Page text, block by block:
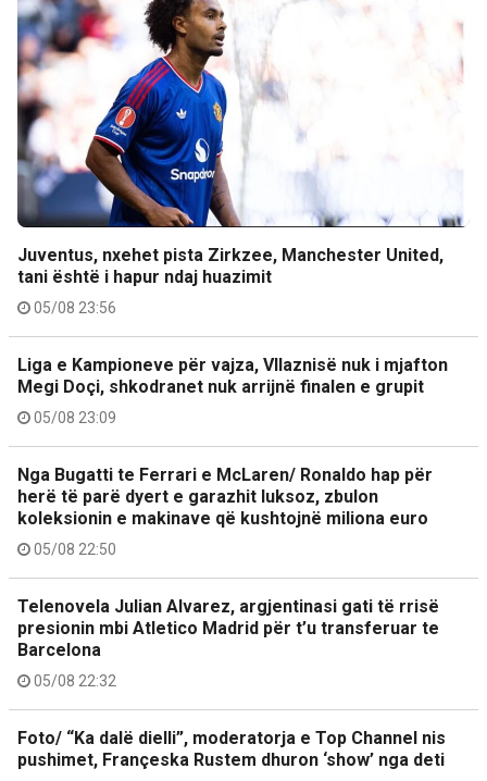
Juventus, nxehet pista Zirkzee, Manchester United,
tani është i hapur ndaj huazimit
05/08 23:56
Liga e Kampioneve për vajza, Vllaznisë nuk i mjafton
Megi Doçi, shkodranet nuk arrijnë finalen e grupit
05/08 23:09
Nga Bugatti te Ferrari e McLaren/ Ronaldo hap për
herë të parë dyert e garazhit luksoz, zbulon
koleksionin e makinave që kushtojnë miliona euro
05/08 22:50
Telenovela Julian Alvarez, argjentinasi gati të rrisë
presionin mbi Atletico Madrid për t’u transferuar te
Barcelona
05/08 22:32
Foto/ “Ka dalë dielli”, moderatorja e Top Channel nis
pushimet, Françeska Rustem dhuron ‘show’ nga deti